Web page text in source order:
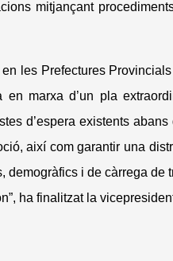
mitjançant
les Prefectures
en marxa d’un pla
d’espera existents
així com garantir una
demogràfics i de càrrega de
ha finalitzat la